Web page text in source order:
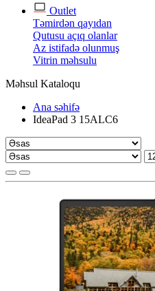
Outlet
Təmirdən qayıdan
Qutusu açıq olanlar
Az istifadə olunmuş
Vitrin məhsulu
Məhsul Kataloqu
Ana səhifə
IdeaPad 3 15ALC6